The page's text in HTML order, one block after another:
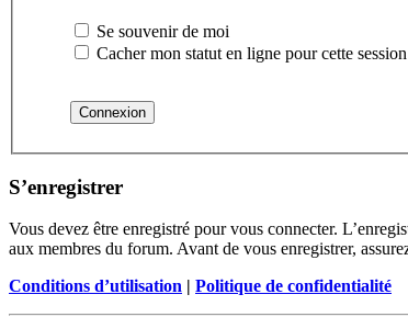
Se souvenir de moi
Cacher mon statut en ligne pour cette session
S’enregistrer
Vous devez être enregistré pour vous connecter.
aux membres du forum. Avant de vous enregistrer,
Conditions d’utilisation | Politique de confidentialité